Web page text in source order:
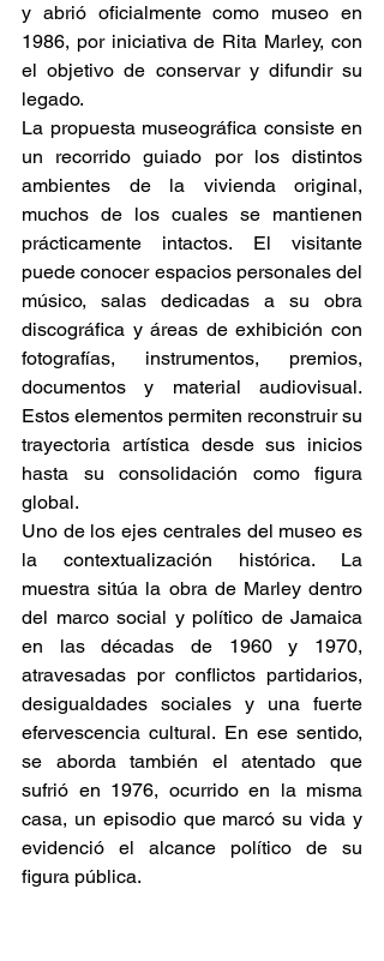
y abrió oficialmente como museo en
1986, por iniciativa de Rita Marley, con
el objetivo de conservar y difundir su
legado.
La propuesta museográfica consiste en
un recorrido guiado por los distintos
ambientes de la vivienda original,
muchos de los cuales se mantienen
prácticamente intactos. El visitante
puede conocer espacios personales del
músico, salas dedicadas a su obra
discográfica y áreas de exhibición con
fotografías, instrumentos, premios,
documentos y material audiovisual.
Estos elementos permiten reconstruir su
trayectoria artística desde sus inicios
hasta su consolidación como figura
global.
Uno de los ejes centrales del museo es
la contextualización histórica. La
muestra sitúa la obra de Marley dentro
del marco social y político de Jamaica
en las décadas de 1960 y 1970,
atravesadas por conflictos partidarios,
desigualdades sociales y una fuerte
efervescencia cultural. En ese sentido,
se aborda también el atentado que
sufrió en 1976, ocurrido en la misma
casa, un episodio que marcó su vida y
evidenció el alcance político de su
figura pública.